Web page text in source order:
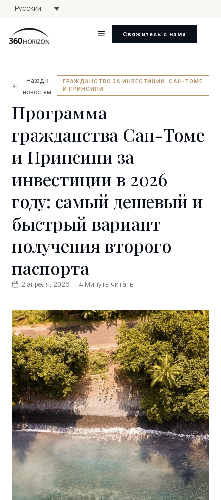
Русский
Свяжитесь с нами
Назад к
новостям
ГРАЖДАНСТВО ЗА ИНВЕСТИЦИИ ,САН-ТОМЕ
И ПРИНСИПИ
Программа
гражданства Сан-Томе
и Принсипи за
инвестиции в 2026
году: самый дешевый и
быстрый вариант
получения второго
паспорта
2 апреля, 2026 4 Минуты читать